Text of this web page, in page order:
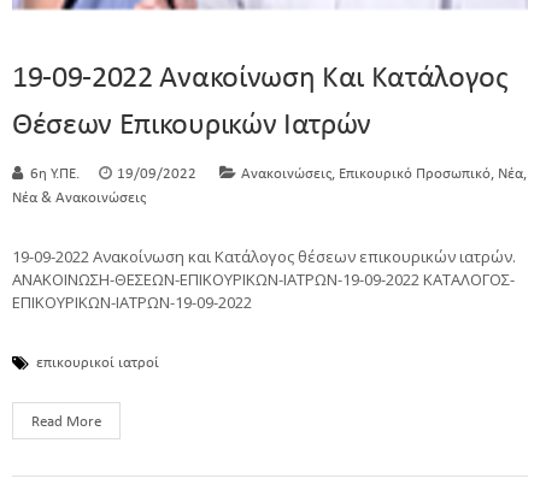
19-09-2022 Ανακοίνωση Και Κατάλογος
Θέσεων Επικουρικών Ιατρών
6η Υ.ΠΕ. 19/09/2022 Ανακοινώσεις, Επικουρικό Προσωπικό, Νέα,
Νέα & Ανακοινώσεις
19-09-2022 Ανακοίνωση και Κατάλογος θέσεων επικουρικών ιατρών.
ΑΝΑΚΟΙΝΩΣΗ-ΘΕΣΕΩΝ-ΕΠΙΚΟΥΡΙΚΩΝ-ΙΑΤΡΩΝ-19-09-2022 ΚΑΤΑΛΟΓΟΣ-
ΕΠΙΚΟΥΡΙΚΩΝ-ΙΑΤΡΩΝ-19-09-2022
επικουρικοί ιατροί
Read More